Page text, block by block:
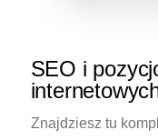
SEO i
Znajdziesz tu